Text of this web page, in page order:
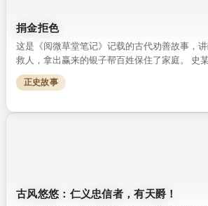
捐金拒色
这是《阅微草堂笔记》记载的古代劝善故事，
救人，拿出赢来的银子帮百姓保住了家庭。 史
词拒绝，最终积累阴德，在全村大火中保住了一
正史故事
古风悠悠：仁义忠信者，有天爵！